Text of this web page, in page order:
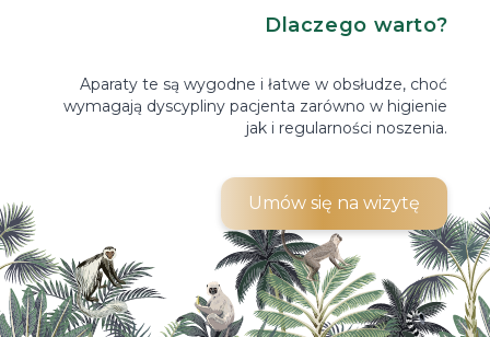
Dlaczego warto?
Aparaty te są wygodne i łatwe w obsłudze, choć
wymagają dyscypliny pacjenta zarówno w higienie
jak i regularności noszenia.
Umów się na wizytę